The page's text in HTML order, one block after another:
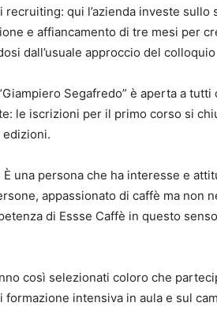
qui l’azienda investe
e affiancamento di tre mesi per
dall’usuale approccio del
Segafredo” è aperta a
le iscrizioni per il primo corso si
È una persona che ha interesse e
appassionato di caffè ma non
di Essse Caffè in questo
così selezionati coloro che
formazione intensiva in aula e sul